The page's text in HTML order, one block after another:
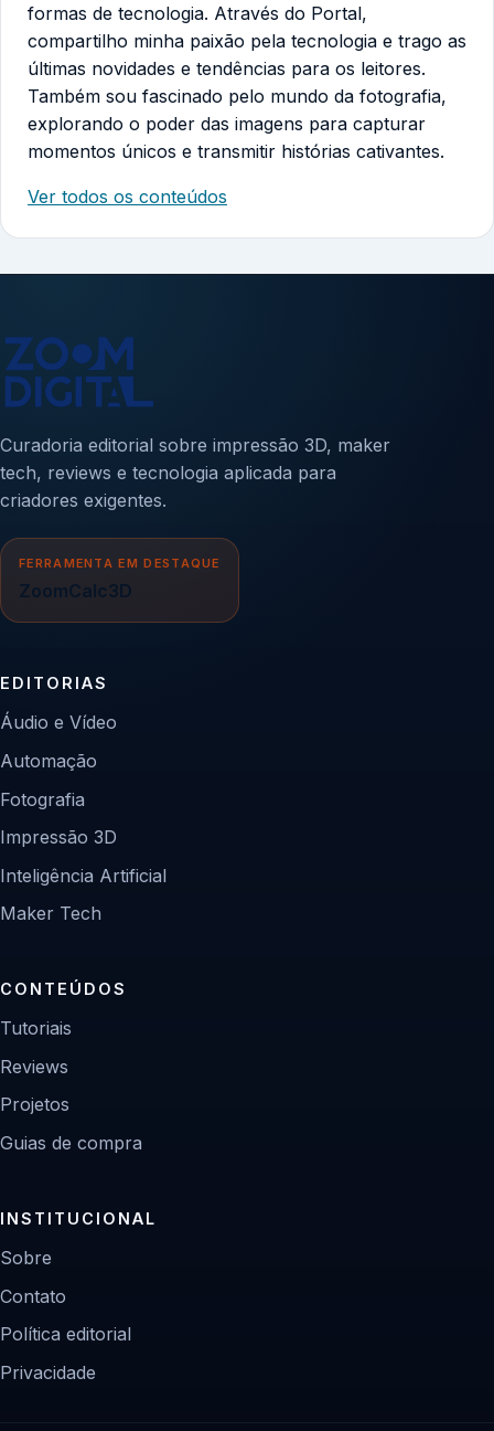
formas de tecnologia. Através do Portal,
compartilho minha paixão pela tecnologia e trago as
últimas novidades e tendências para os leitores.
Também sou fascinado pelo mundo da fotografia,
explorando o poder das imagens para capturar
momentos únicos e transmitir histórias cativantes.
Ver todos os conteúdos
Curadoria editorial sobre impressão 3D, maker
tech, reviews e tecnologia aplicada para
criadores exigentes.
FERRAMENTA EM DESTAQUE
ZoomCalc3D
EDITORIAS
Áudio e Vídeo
Automação
Fotografia
Impressão 3D
Inteligência Artificial
Maker Tech
CONTEÚDOS
Tutoriais
Reviews
Projetos
Guias de compra
INSTITUCIONAL
Sobre
Contato
Política editorial
Privacidade